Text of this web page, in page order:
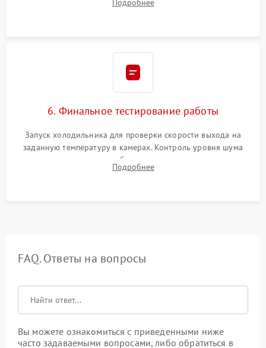
электронным весам. Контроль рабочего давления в системе.
Подробнее
6. Финальное тестирование работы
Запуск холодильника для проверки скорости выхода на
заданную температуру в камерах. Контроль уровня шума
компрессора, отсутствия обмерзания стенок и корректного
срабатывания системы автоматической оттайки.
Подробнее
FAQ. Ответы на вопросы
Вы можете ознакомиться с приведенными ниже
часто задаваемыми вопросами, либо обратиться в